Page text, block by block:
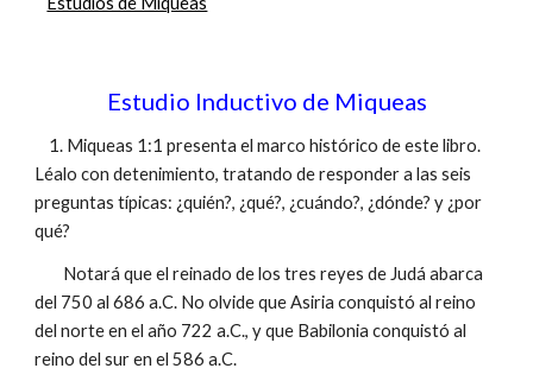
Estudio Inductivo de Miqueas
1. Miqueas 1:1 presenta el marco histórico de este libro.
Léalo con detenimiento, tratando de responder a las seis
preguntas típicas: ¿quién?, ¿qué?, ¿cuándo?, ¿dónde? y ¿por
qué?
Notará que el reinado de los tres reyes de Judá abarca
del 750 al 686 a.C. No olvide que Asiria conquistó al reino
del norte en el año 722 a.C., y que Babilonia conquistó al
reino del sur en el 586 a.C.